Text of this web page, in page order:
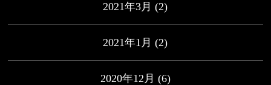
2021年3月 (2)
2021年1月 (2)
2020年12月 (6)